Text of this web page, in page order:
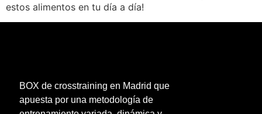
estos alimentos en tu día a día!
BOX de crosstraining en Madrid que
apuesta por una metodología de